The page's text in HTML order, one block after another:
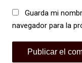
Guarda mi
navegador para la